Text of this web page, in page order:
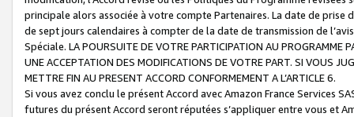
principale alors associée à votre compte Partenaires. La date de
de sept jours calendaires à compter de la date de transmission de
Spéciale. LA POURSUITE DE VOTRE PARTICIPATION AU PROGRAMME
UNE ACCEPTATION DES MODIFICATIONS DE VOTRE PART. SI VOUS
METTRE FIN AU PRESENT ACCORD CONFORMEMENT A L’ARTICLE 6.
Si vous avez conclu le présent Accord avec Amazon France Services
futures du présent Accord seront réputées s’appliquer entre vous et